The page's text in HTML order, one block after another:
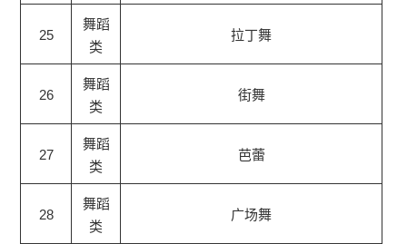
25
舞蹈
类
拉丁舞
26
舞蹈
类
街舞
27
舞蹈
类
芭蕾
28
舞蹈
类
广场舞